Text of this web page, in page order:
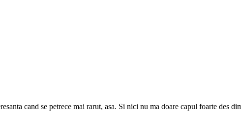
cand se petrece mai rarut, asa. Si nici nu ma doare capul foarte des